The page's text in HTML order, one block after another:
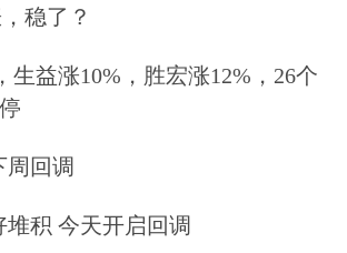
响，地缘政治冲突使得全
险上升。（2）对伊朗石
制裁可能加剧，有望释放
。本次以色列对伊朗发动
稳了？
生益涨10%，胜宏涨12%，26个
周回调
积 今天开启回调